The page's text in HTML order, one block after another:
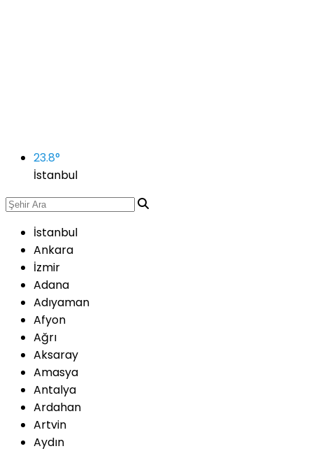
23.8°
İstanbul
İstanbul
Ankara
İzmir
Adana
Adıyaman
Afyon
Ağrı
Aksaray
Amasya
Antalya
Ardahan
Artvin
Aydın